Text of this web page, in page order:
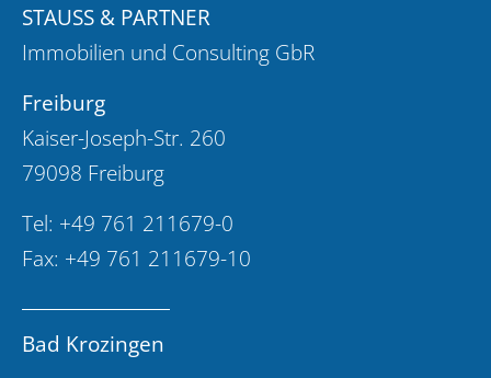
STAUSS & PARTNER
Immobilien und Consulting GbR
Freiburg
Kaiser-Joseph-Str. 260
79098 Freiburg
Tel: +49 761 211679-0
Fax: +49 761 211679-10
Bad Krozingen